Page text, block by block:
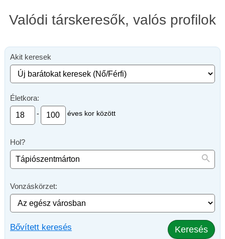
Valódi társkeresők, valós profilok
Akit keresek
Életkora:
- éves kor között
Hol?
Vonzáskörzet:
Bővített keresés Keresés